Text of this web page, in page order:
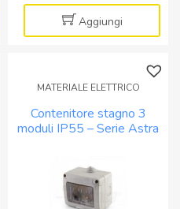
1
modulo
Serie
Astra
quantità
Aggiungi
MATERIALE ELETTRICO
Contenitore stagno 3
moduli IP55 – Serie Astra